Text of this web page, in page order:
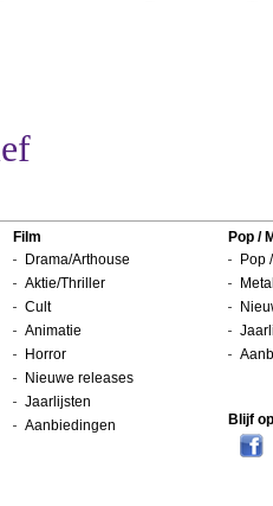
Film
Drama/Arthouse
Aktie/Thriller
Cult
Animatie
Horror
Nieuwe releases
Jaarlijsten
Aanbiedingen
Pop /
Pop
Blijf